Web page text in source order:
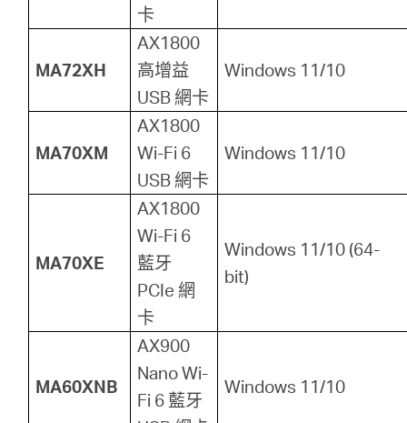
卡
MA72XH
AX1800
高增益
USB 網卡
Windows 11/10
MA70XM
AX1800
Wi-Fi 6
USB 網卡
Windows 11/10
MA70XE
AX1800
Wi-Fi 6
藍牙
PCIe 網
卡
Windows 11/10 (64-
bit)
MA60XNB
AX900
Nano Wi-
Fi 6 藍牙
Windows 11/10